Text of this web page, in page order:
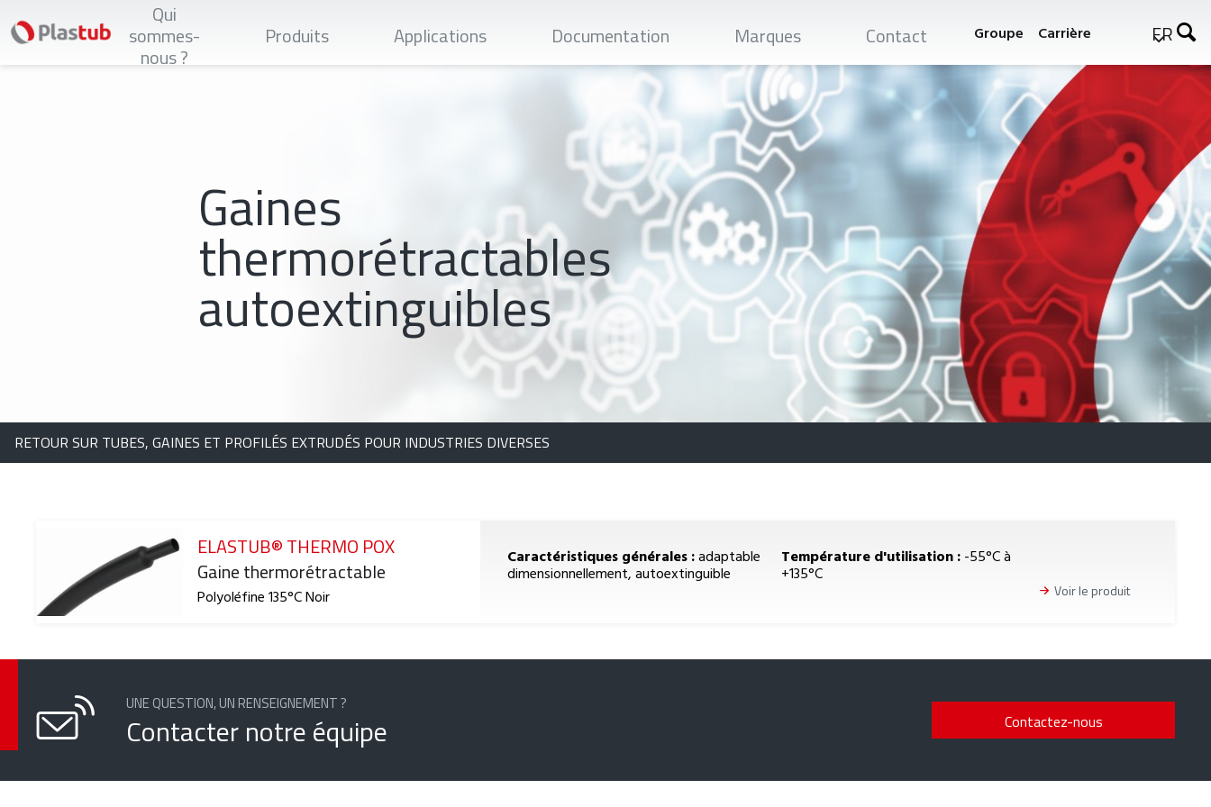
au
contenu
Qui
sommes-
nous ?
Produits Applications Documentation Marques Contact Groupe Carrière FR
Rechercher
Gaines
thermorétractables
autoextinguibles
RETOUR SUR TUBES, GAINES ET PROFILÉS EXTRUDÉS POUR INDUSTRIES DIVERSES
ELASTUB® THERMO POX
Reference
Gaine thermorétractable
Polyoléfine 135°C Noir
Caractéristiques générales :adaptable
dimensionnellement, autoextinguible
Température d'utilisation :-55°C à
+135°C
Voir le produit
UNE QUESTION, UN RENSEIGNEMENT ?
Contacter notre équipe Contactez-nous